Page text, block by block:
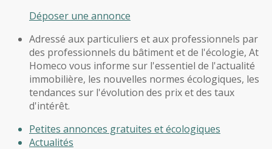
Déposer une annonce
Adressé aux particuliers et aux professionnels par
des professionnels du bâtiment et de l'écologie, At
Homeco vous informe sur l'essentiel de l'actualité
immobilière, les nouvelles normes écologiques, les
tendances sur l'évolution des prix et des taux
d'intérêt.
Petites annonces gratuites et écologiques
Actualités